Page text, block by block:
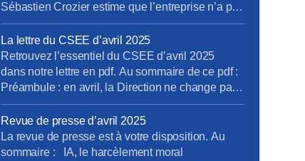
Sébastien Crozier estime que l’entreprise n’a pas
de projet ambitieux dans la métropole et que les
salariés se sentent oubliés. Sébastien Crozier,
président national de la CFE-CGC Orange est
dans l’Hérault ce vendredi pour rencontrer les
1.500 salariés qui travaillent à Montpellier. […]
La lettre du CSEE d’avril 2025
Retrouvez l’essentiel du CSEE d’avril 2025
dans notre lettre en pdf. Au sommaire de ce pdf :
Préambule : en avril, la Direction ne change pas
d’un fil. La tension en 2500 pages (enquête du
CNPS) Les médecins alertent …Encore !
(rapport des médecins du travail) A Caen, un
inventaire à la Prévert Atalante : où sont les […]
Revue de presse d’avril 2025
La revue de presse est à votre disposition. Au
sommaire : IA, le harcèlement moral